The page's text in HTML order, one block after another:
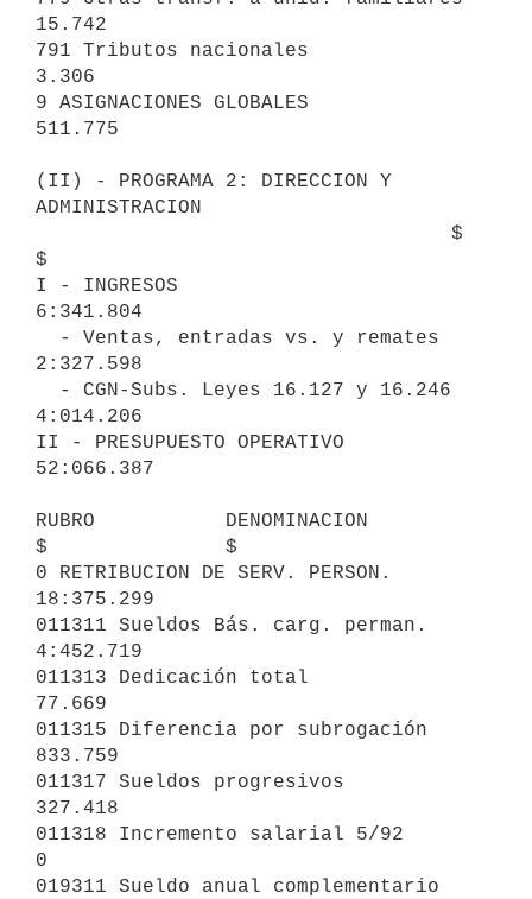
15.742
791 Tributos nacionales
3.306
9 ASIGNACIONES GLOBALES
511.775
(II) - PROGRAMA 2: DIRECCION Y
ADMINISTRACION
$
I - INGRESOS
6:341.804
2:327.598
4:014.206
II - PRESUPUESTO OPERATIVO
52:066.387
RUBRO           DENOMINACION
$               $
0 RETRIBUCION DE SERV. PERSON.
18:375.299
011311 Sueldos Bás. carg. perman.
4:452.719
011313 Dedicación total
77.669
011315 Diferencia por subrogación
833.759
011317 Sueldos progresivos
327.418
011318 Incremento salarial 5/92
0
019311 Sueldo anual complementario